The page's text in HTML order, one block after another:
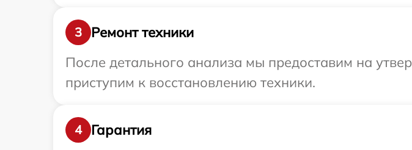
3
Ремонт техники
После детального анализа мы предоставим на
приступим к восстановлению техники.
4
Гарантия